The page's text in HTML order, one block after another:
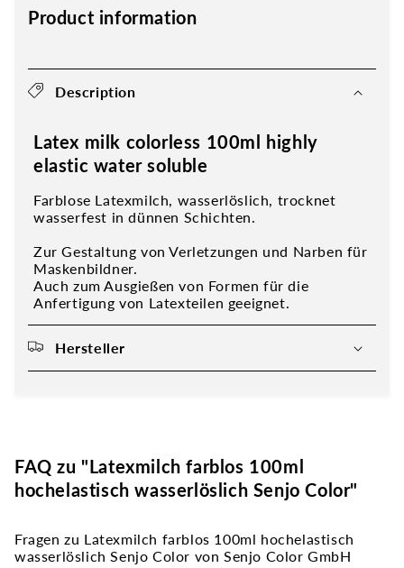
Product information
Description
Latex milk colorless 100ml highly
elastic water soluble
Farblose Latexmilch, wasserlöslich, trocknet
wasserfest in dünnen Schichten.
Zur Gestaltung von Verletzungen und Narben für
Maskenbildner.
Auch zum Ausgießen von Formen für die
Anfertigung von Latexteilen geeignet.
Hersteller
FAQ zu "Latexmilch farblos 100ml
hochelastisch wasserlöslich Senjo Color"
Fragen zu Latexmilch farblos 100ml hochelastisch
wasserlöslich Senjo Color von Senjo Color GmbH